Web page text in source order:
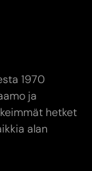
1970
ja
hetket
alan